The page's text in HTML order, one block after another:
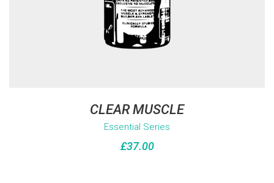
CLEAR MUSCLE
Essential Series
£37.00